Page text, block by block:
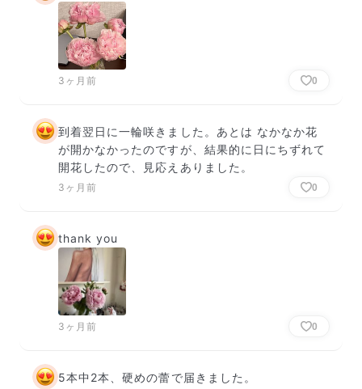
3ヶ月前 0
到着翌日に一輪咲きました。あとは なかなか花
が開かなかったのですが、結果的に日にちずれて
開花したので、見応えありました。
3ヶ月前 0
thank you
3ヶ月前 0
5本中2本、硬めの蕾で届きました。